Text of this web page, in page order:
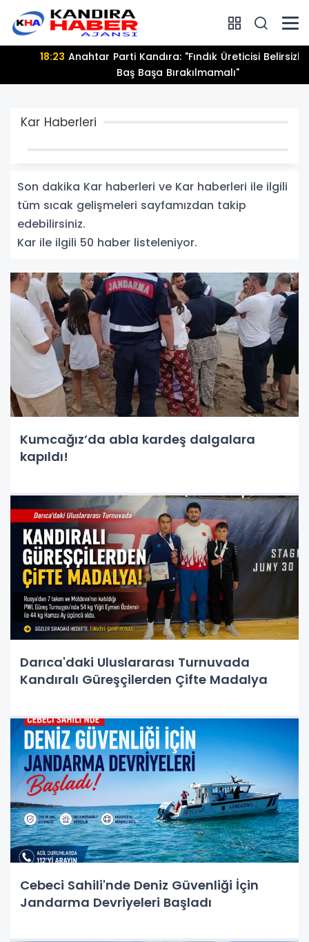
18:23Anahtar Parti Kandıra: "Fındık Üreticisi Belirsizlikle
Baş Başa Bırakılmamalı"
Kar Haberleri
Son dakika Kar haberleri ve Kar haberleri ile ilgili
tüm sıcak gelişmeleri sayfamızdan takip
edebilirsiniz.
Kar ile ilgili 50 haber listeleniyor.
Kumcağız’da abla kardeş dalgalara
kapıldı!
Darıca'daki Uluslararası Turnuvada
Kandıralı Güreşçilerden Çifte Madalya
Cebeci Sahili'nde Deniz Güvenliği İçin
Jandarma Devriyeleri Başladı